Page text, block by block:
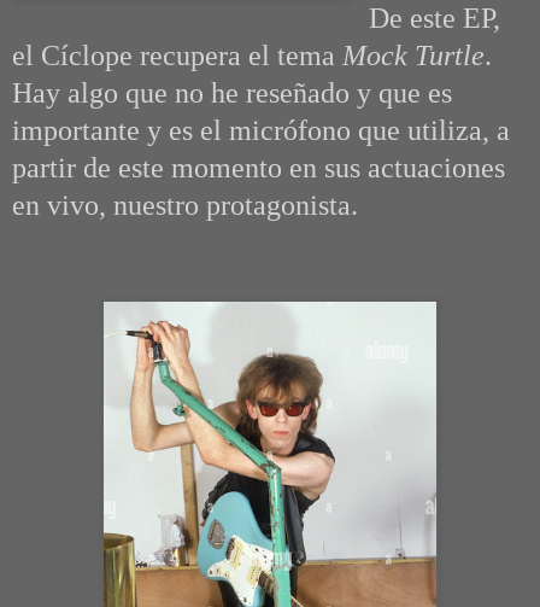
De este EP,
el Cíclope recupera el tema Mock Turtle.
Hay algo que no he reseñado y que es
importante y es el micrófono que utiliza, a
partir de este momento en sus actuaciones
en vivo, nuestro protagonista.